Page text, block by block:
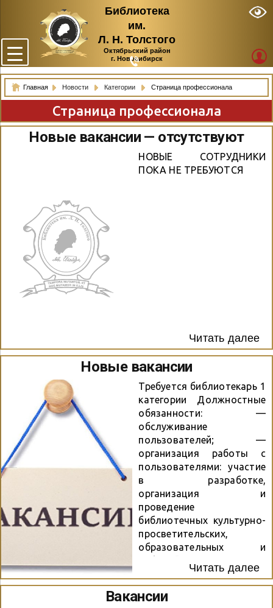
Библиотека
им.
Л. Н. Толстого
Октябрьский район
г. Новосибирск
Главная Новости Категории Страница профессионала
Страница профессионала
Новые вакансии — отсутствуют
НОВЫЕ СОТРУДНИКИ
ПОКА НЕ ТРЕБУЮТСЯ
Читать далее
Новые вакансии
Требуется библиотекарь 1
категории Должностные
обязанности: —
обслуживание
пользователей; —
организация работы с
пользователями: участие
в разработке,
организация и
проведение
библиотечных культурно-
просветительских,
образовательных и
мероприятий; — работа в
режиме
взаимозаменяемости в
Читать далее
Вакансии